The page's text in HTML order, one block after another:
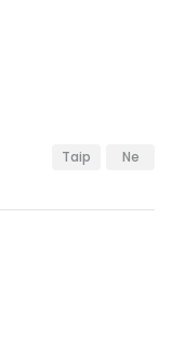
Taip Ne